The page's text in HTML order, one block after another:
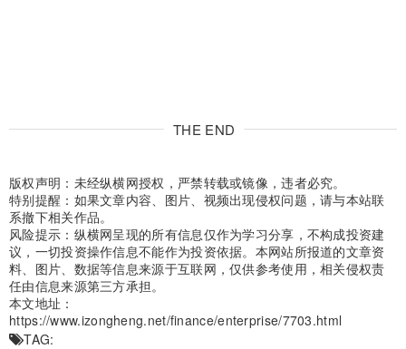
THE END
版权声明：未经纵横网授权，严禁转载或镜像，违者必究。
特别提醒：如果文章内容、图片、视频出现侵权问题，请与本站联
系撤下相关作品。
风险提示：纵横网呈现的所有信息仅作为学习分享，不构成投资建
议，一切投资操作信息不能作为投资依据。本网站所报道的文章资
料、图片、数据等信息来源于互联网，仅供参考使用，相关侵权责
任由信息来源第三方承担。
本文地址：
https://www.izongheng.net/finance/enterprise/7703.html
TAG: